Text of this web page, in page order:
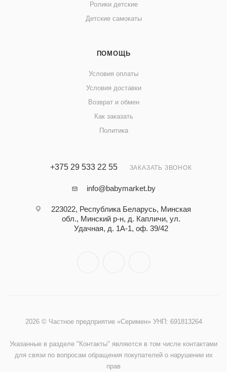
Ролики детские
Детские самокаты
ПОМОЩЬ
Условия оплаты
Условия доставки
Возврат и обмен
Как заказать
Политика
+375 29 533 22 55 ЗАКАЗАТЬ ЗВОНОК
info@babymarket.by
223022, Республика Беларусь, Минская
обл., Минский р-н, д. Капличи, ул.
Удачная, д. 1А-1, оф. 39/42
2026 © Частное предприятие «Серимен» УНП: 691813264
Указанные в разделе "Контакты" являются в том числе контактами
для связи по вопросам обращения покупателей о нарушении их
прав